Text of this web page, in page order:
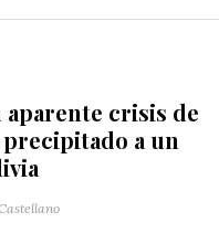
aparente crisis de
a un